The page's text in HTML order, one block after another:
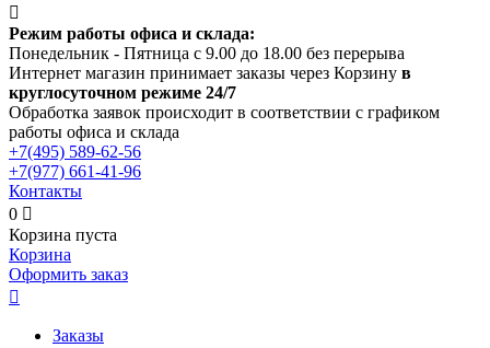

Режим работы офиса и склада:
Понедельник - Пятница с 9.00 до 18.00 без перерыва
Интернет магазин принимает заказы через Корзину в
круглосуточном режиме 24/7
Обработка заявок происходит в соответствии с графиком
работы офиса и склада
+7(495) 589-62-56
+7(977) 661-41-96
Контакты
0 
Корзина пуста
Корзина
Оформить заказ

Заказы